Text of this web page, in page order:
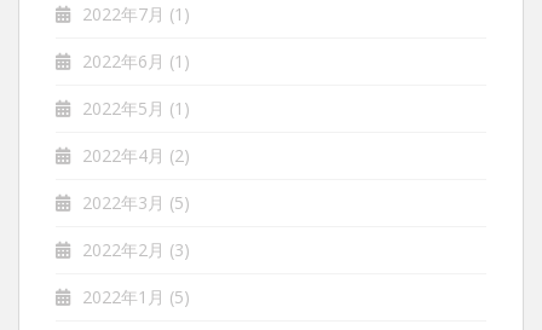
2022年7月 (1)
2022年6月 (1)
2022年5月 (1)
2022年4月 (2)
2022年3月 (5)
2022年2月 (3)
2022年1月 (5)